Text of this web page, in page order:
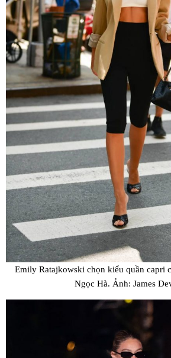
Emily Ratajkowski chọn kiểu quần capri
Ngọc Hà. Ảnh: James